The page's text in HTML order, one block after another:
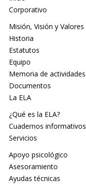
Corporativo
Misión, Visión y Valores
Historia
Estatutos
Equipo
Memoria de actividades
Documentos
La ELA
¿Qué es la ELA?
Cuadernos informativos
Servicios
Apoyo psicológico
Asesoramiento
Ayudas técnicas